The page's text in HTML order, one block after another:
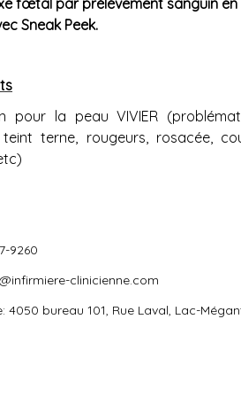
fœtal par prélèvement sanguin en
Sneak Peek.
pour la peau VIVIER
terne, rougeurs, rosacée,
9260
clinicienne.com
4050 bureau 101, Rue Laval, Lac-